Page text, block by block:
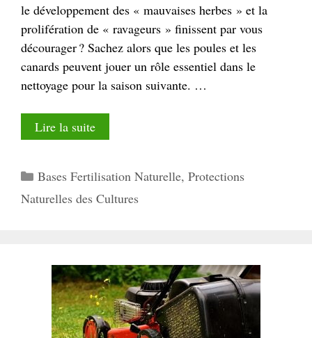
le développement des « mauvaises herbes » et la
prolifération de « ravageurs » finissent par vous
décourager ? Sachez alors que les poules et les
canards peuvent jouer un rôle essentiel dans le
nettoyage pour la saison suivante. …
Lire la suite
Catégories
Bases Fertilisation Naturelle, Protections
Naturelles des Cultures